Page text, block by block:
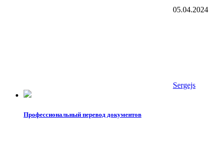
05.04.2024
Sergejs
Профессиональный перевод документов